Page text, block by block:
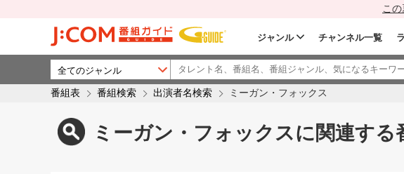
こ
ジャンル チャンネル一覧
番組表 番組検索 出演者名検索 ミーガン・フォックス
ミーガン・フォックスに関連する